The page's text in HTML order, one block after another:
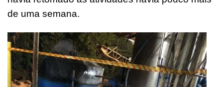
de uma semana.